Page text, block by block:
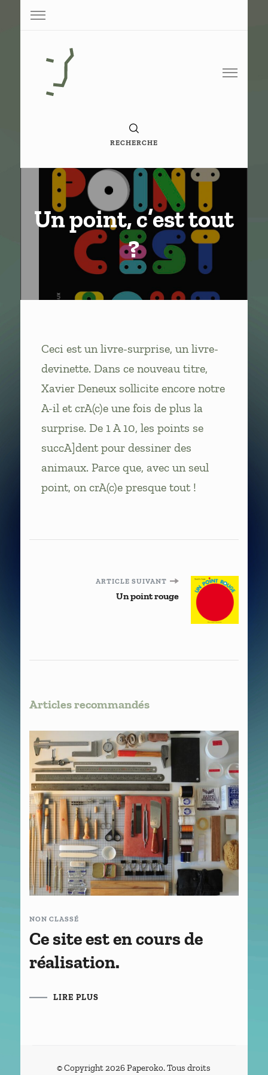
Base de conaissance de G. Vigneron
RECHERCHE
Un point, c’est tout
?
Ceci est un livre-surprise, un livre-
devinette. Dans ce nouveau titre,
Xavier Deneux sollicite encore notre
A-il et crA(c)e une fois de plus la
surprise. De 1 A 10, les points se
succA]dent pour dessiner des
animaux. Parce que, avec un seul
point, on crA(c)e presque tout !
NavigationARTICLE SUIVANT
Un point rouge
Articles recommandés
NON CLASSÉ
Ce site est en cours de
réalisation.
LIRE PLUS
© Copyright 2026Paperoko. Tous droits